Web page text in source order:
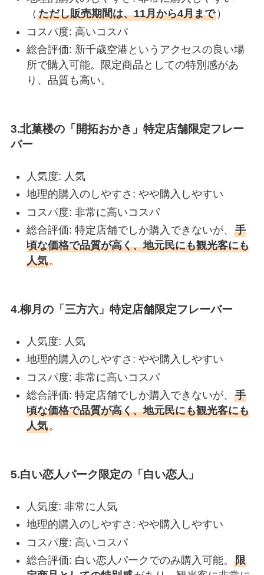
（ ただし販売期間は、11月から4月まで）
コスパ度: 高いコスパ
総合評価: 新千歳空港というアクセスの良い場
所で購入可能。限定商品としての特別感があ
り、品質も高い。
3.北菓楼の「開拓おかき」特定店舗限定フレー
バー
人気度: 人気
地理的購入のしやすさ: やや購入しやすい
コスパ度: 非常に高いコスパ
総合評価: 特定店舗でしか購入できないが、 手
頃な価格で品質が高く、地元民にも観光客にも
人気。
4.柳月の「三方六」特定店舗限定フレーバー
人気度: 人気
地理的購入のしやすさ: やや購入しやすい
コスパ度: 非常に高いコスパ
総合評価: 特定店舗でしか購入できないが、 手
頃な価格で品質が高く、地元民にも観光客にも
人気。
5.白い恋人パーク限定の「白い恋人」
人気度: 非常に人気
地理的購入のしやすさ: やや購入しやすい
コスパ度: 高いコスパ
総合評価: 白い恋人パークでのみ購入可能。 限